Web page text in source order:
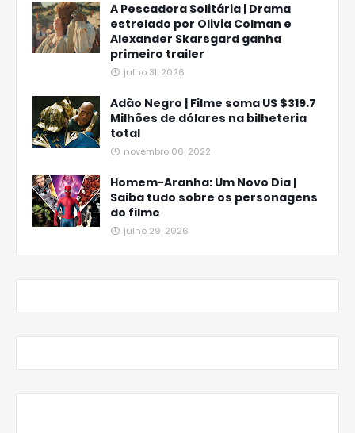
A Pescadora Solitária | Drama
estrelado por Olivia Colman e
Alexander Skarsgard ganha
primeiro trailer
julho 31, 2026
Adão Negro | Filme soma US $319.7
Milhões de dólares na bilheteria
total
novembro 06, 2022
Homem-Aranha: Um Novo Dia |
Saiba tudo sobre os personagens
do filme
julho 29, 2026